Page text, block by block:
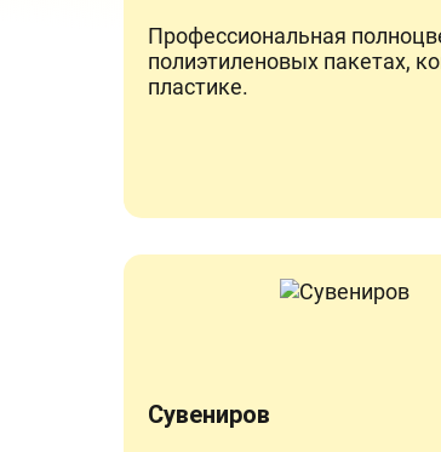
Профессиональная
полиэтиленовых пакетах,
пластике.
Сувениров